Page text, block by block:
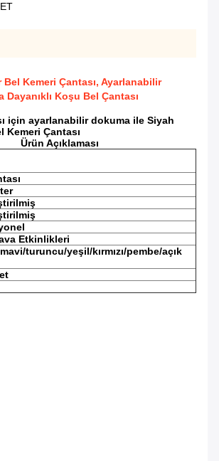
Bel Kemeri Çantası, Ayarlanabilir
Dayanıklı Koşu Bel Çantası
için ayarlanabilir dokuma ile Siyah
Kemeri Çantası
Ürün Açıklaması
Etkinlikleri
turuncu/yeşil/kırmızı/pembe/açık